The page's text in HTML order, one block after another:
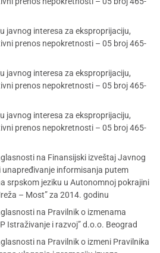
javnog interesa za eksproprijaciju,
prenos nepokretnosti – 05 broj 465-
javnog interesa za eksproprijaciju,
prenos nepokretnosti – 05 broj 465-
javnog interesa za eksproprijaciju,
prenos nepokretnosti – 05 broj 465-
na Finansijski izveštaj Javnog
unapređivanje informisanja putem
srpskom jeziku u Autonomnoj pokrajini
– Most” za 2014. godinu
na Pravilnik o izmenama
Istraživanje i razvoj” d.o.o. Beograd
na Pravilnik o izmeni Pravilnika